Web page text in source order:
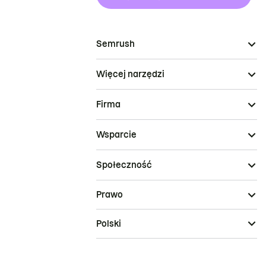
Semrush
Więcej narzędzi
Firma
Wsparcie
Społeczność
Prawo
Polski